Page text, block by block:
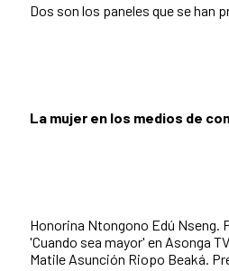
Dos son los paneles que se han
La mujer en los medios de
Honorina Ntongono Edú Nseng.
'Cuando sea mayor' en Asonga TV.
Matile Asunción Riopo Beaká.